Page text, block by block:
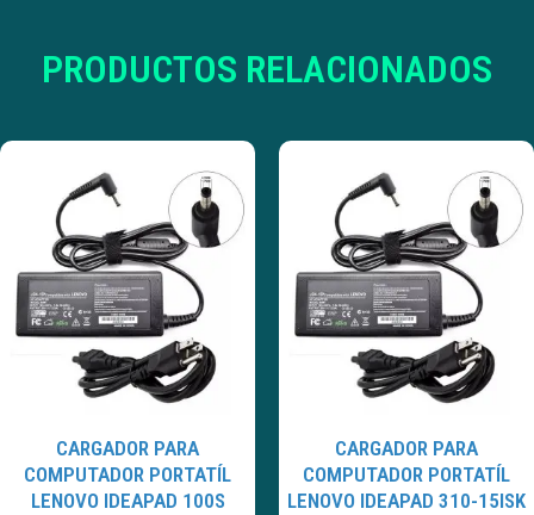
PRODUCTOS RELACIONADOS
CARGADOR PARA
COMPUTADOR PORTATÍL
LENOVO IDEAPAD 100S
CARGADOR PARA
COMPUTADOR PORTATÍL
LENOVO IDEAPAD 310-15ISK